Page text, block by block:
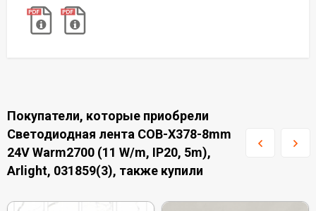
Покупатели, которые приобрели
Светодиодная лента COB-X378-8mm
24V Warm2700 (11 W/m, IP20, 5m),
Arlight, 031859(3), также купили